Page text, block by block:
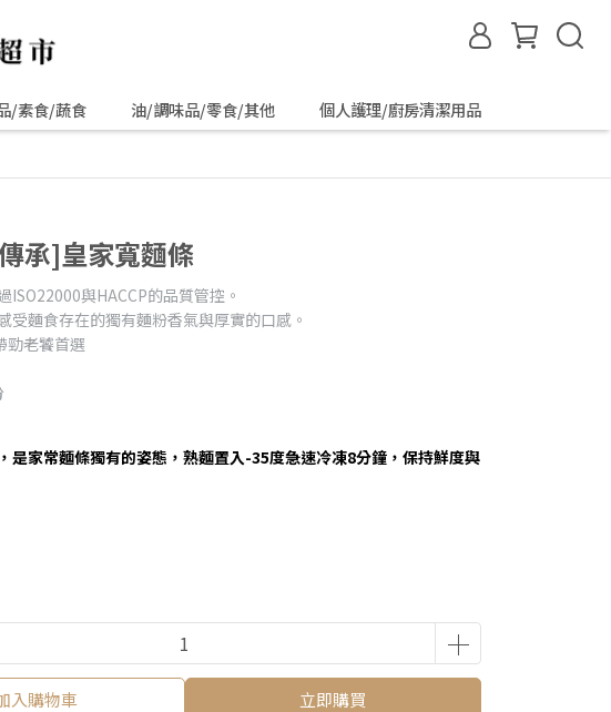
/素食/蔬食 油/調味品/零食/其他 個人護理/廚房清潔用品
承]皇家寬麵條
與HACCP的品質管控。
麵食存在的獨有麵粉香氣與厚實的口感。
老饕首選
是家常麵條獨有的姿態，熟麵置入-35度急速冷凍8分鐘，保持鮮度與
入購物車 立即購買